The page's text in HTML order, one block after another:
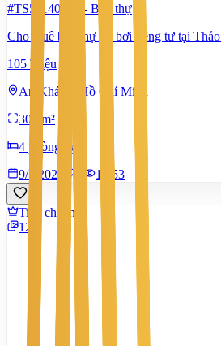
#TS51140634 - Biệt thự
Cho thuê biệt thự hồ bơi riêng tư tại
105 Triệu
An Khánh, Hồ Chí Minh
300 m²
4 phòng ngủ
9/7/2026
1.453
Tiêu chuẩn
12